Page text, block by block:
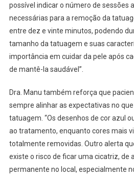
possível indicar o número de sessões
necessárias para a remoção da
entre dez e vinte minutos, podendo
tamanho da tatuagem e suas
importância em cuidar da pele após
de mantê-la saudável”.
Dra. Manu também reforça que
sempre alinhar as expectativas no
tatuagem. “Os desenhos de cor azul
ao tratamento, enquanto cores mais
totalmente removidas. Outro alerta
existe o risco de ficar uma cicatriz, de
permanente no local, especialmente